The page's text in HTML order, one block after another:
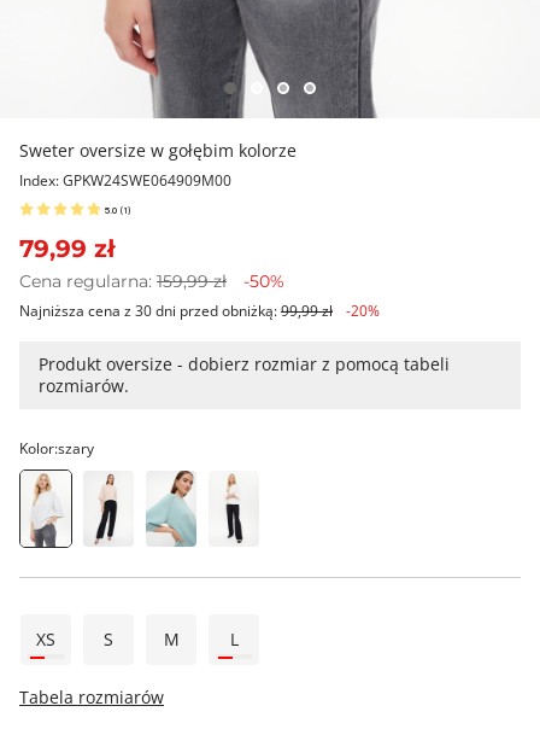
Sweter oversize w gołębim kolorze
Index: GPKW24SWE064909M00
5.0 (1 )
79,99 zł
Cena regularna: 159,99 zł -50%
Najniższa cena z 30 dni przed obniżką:99,99 zł -20%
Produkt oversize - dobierz rozmiar z pomocą tabeli
rozmiarów.
Kolor:szary
XS S M L
Tabela rozmiarów